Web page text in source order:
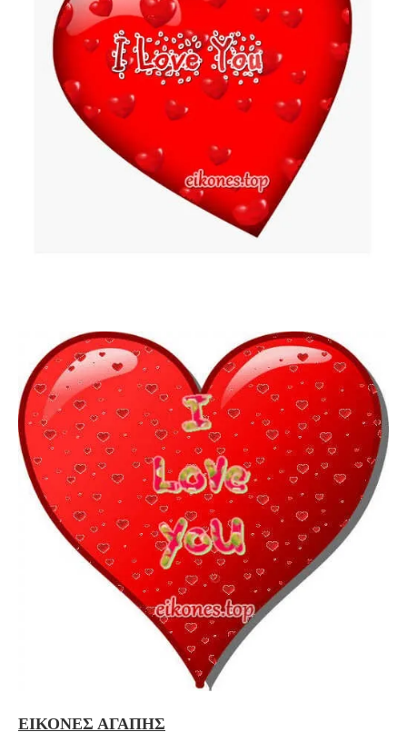
ΕΙΚΟΝΕΣ ΑΓΑΠΗΣ